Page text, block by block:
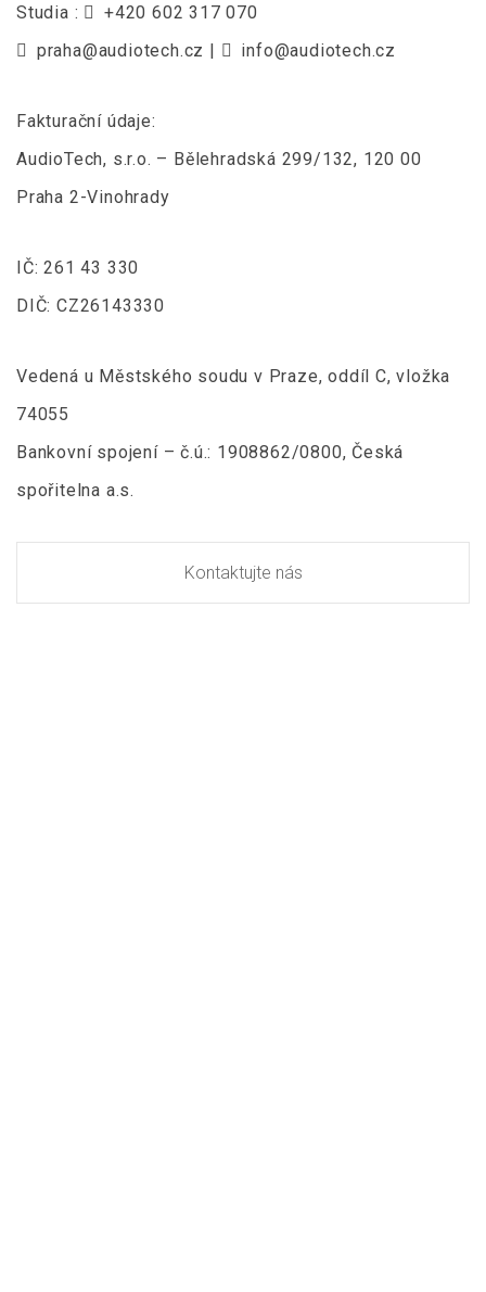
Studia :
+420 602 317 070
praha@audiotech.cz | info@audiotech.cz
Fakturační údaje:
AudioTech, s.r.o. – Bělehradská 299/132, 120 00
Praha 2-Vinohrady
IČ: 261 43 330
DIČ: CZ26143330
Vedená u Městského soudu v Praze, oddíl C, vložka
74055
Bankovní spojení – č.ú.: 1908862/0800, Česká
spořitelna a.s.
Kontaktujte nás